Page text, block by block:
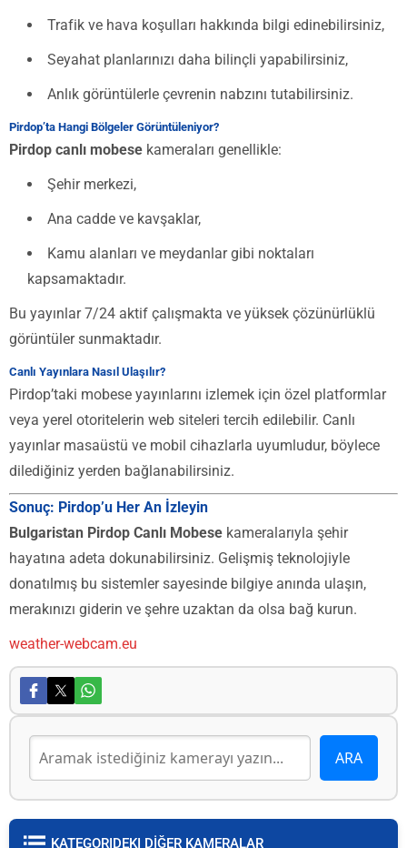
Trafik ve hava koşulları hakkında bilgi edinebilirsiniz,
Seyahat planlarınızı daha bilinçli yapabilirsiniz,
Anlık görüntülerle çevrenin nabzını tutabilirsiniz.
Pirdop’ta Hangi Bölgeler Görüntüleniyor?
Pirdop canlı mobese kameraları genellikle:
Şehir merkezi,
Ana cadde ve kavşaklar,
Kamu alanları ve meydanlar gibi noktaları
kapsamaktadır.
Bu yayınlar 7/24 aktif çalışmakta ve yüksek çözünürlüklü
görüntüler sunmaktadır.
Canlı Yayınlara Nasıl Ulaşılır?
Pirdop’taki mobese yayınlarını izlemek için özel platformlar
veya yerel otoritelerin web siteleri tercih edilebilir. Canlı
yayınlar masaüstü ve mobil cihazlarla uyumludur, böylece
dilediğiniz yerden bağlanabilirsiniz.
Sonuç: Pirdop’u Her An İzleyin
Bulgaristan Pirdop Canlı Mobese kameralarıyla şehir
hayatına adeta dokunabilirsiniz. Gelişmiş teknolojiyle
donatılmış bu sistemler sayesinde bilgiye anında ulaşın,
merakınızı giderin ve şehre uzaktan da olsa bağ kurun.
weather-webcam.eu
KATEGORIDEKI DİĞER KAMERALAR